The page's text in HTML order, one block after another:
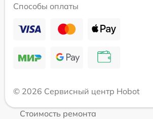
Способы оплаты
© 2026 Сервисный центр Hobot
Стоимость ремонта